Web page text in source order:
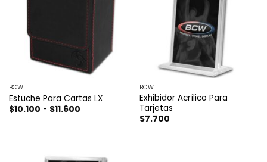
BCW
Estuche Para Cartas LX
$10.100 - $11.600Rango
$11.600
BCW
Exhibidor Acrílico Para
Tarjetas
$7.700